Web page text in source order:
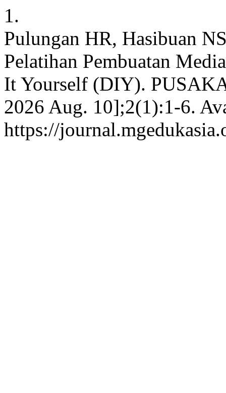
1.
Pulungan HR, Hasibuan
Pelatihan Pembuatan
It Yourself (DIY).
2026 Aug. 10];2(1):1-6.
https://